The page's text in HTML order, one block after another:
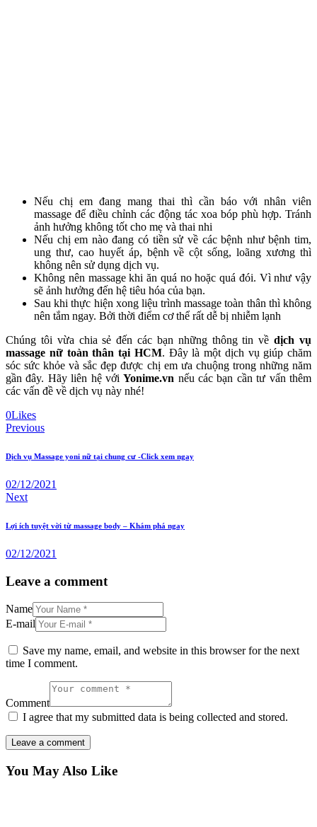
Nếu chị em đang mang thai thì cần báo với nhân viên
massage để điều chỉnh các động tác xoa bóp phù hợp. Tránh
ảnh hưởng không tốt cho mẹ và thai nhi
Nếu chị em nào đang có tiền sử về các bệnh như bệnh tim,
ung thư, cao huyết áp, bệnh về cột sống, loãng xương thì
không nên sử dụng dịch vụ.
Không nên massage khi ăn quá no hoặc quá đói. Vì như vậy
sẽ ảnh hưởng đến hệ tiêu hóa của bạn.
Sau khi thực hiện xong liệu trình massage toàn thân thì không
nên tắm ngay. Bởi thời điểm cơ thể rất dễ bị nhiễm lạnh
Chúng tôi vừa chia sẻ đến các bạn những thông tin vềdịch vụ
massage nữ toàn thân tại HCM. Đây là một dịch vụ giúp chăm
sóc sức khỏe và sắc đẹp được chị em ưa chuộng trong những năm
gần đây. Hãy liên hệ vớiYonime.vn nếu các bạn cần tư vấn thêm
các vấn đề về dịch vụ này nhé!
0Likes
Post
navigation
Previous
Dịch vụ Massage yoni nữ tại chung cư -Click xem ngay
02/12/2021
Next
Lợi ích tuyệt vời từ massage body – Khám phá ngay
02/12/2021
Leave a comment
Name
E-mail
Save my name, email, and website in this browser for the next
time I comment.
Comment
I agree that my submitted data is being collected and stored.
You May Also Like